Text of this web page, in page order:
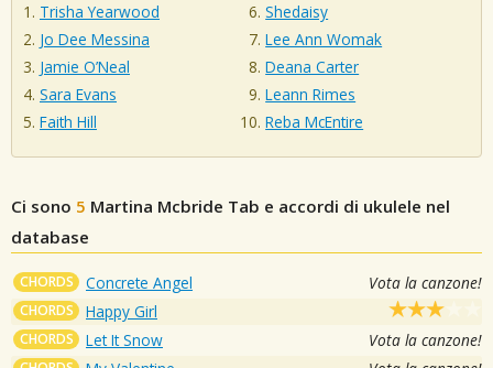
Trisha Yearwood
Jo Dee Messina
Jamie O’Neal
Sara Evans
Faith Hill
Shedaisy
Lee Ann Womak
Deana Carter
Leann Rimes
Reba McEntire
Ci sono 5 Martina Mcbride Tab e accordi di ukulele nel
database
CHORDS Concrete Angel Vota la canzone!
CHORDS Happy Girl
CHORDS Let It Snow Vota la canzone!